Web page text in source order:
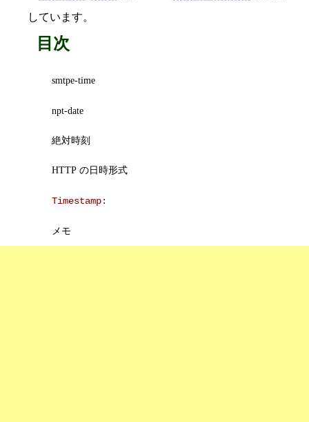
しています。
目次
smtpe-time
npt-date
絶対時刻
HTTP の日時形式
Timestamp:
メモ